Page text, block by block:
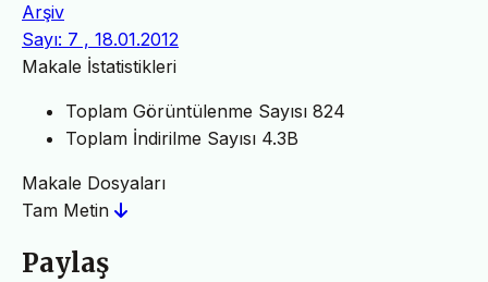
Arşiv
Sayı: 7 , 18.01.2012
Makale İstatistikleri
Toplam Görüntülenme Sayısı 824
Toplam İndirilme Sayısı 4.3B
Makale Dosyaları
Tam Metin
Paylaş